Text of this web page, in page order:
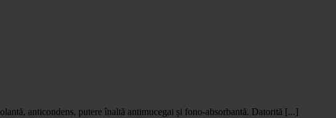
anticondens, putere înaltă antimucegai și fono-absorbantă. Datorită [...]